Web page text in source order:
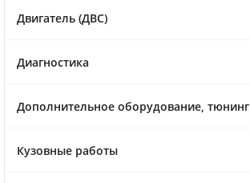
Двигатель (ДВС)
Диагностика
Дополнительное оборудование, тюнинг
Кузовные работы